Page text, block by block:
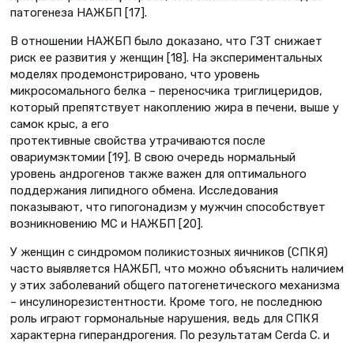
патогенеза НАЖБП [17].
В отношении НАЖБП было доказано, что ГЗТ снижает
риск ее развития у женщин [18]. На экспериментальных
моделях продемонстрировано, что уровень
микросомального белка – переносчика триглицеридов,
который препятствует накоплению жира в печени, выше у
самок крыс, а его
протективные свойства утрачиваются после
овариумэктомии [19]. В свою очередь нормальный
уровень андрогенов также важен для оптимального
поддержания липидного обмена. Исследования
показывают, что гипогонадизм у мужчин способствует
возникновению МС и НАЖБП [20].
У женщин с синдромом поликистозных яичников (СПКЯ)
часто выявляется НАЖБП, что можно объяснить наличием
у этих заболеваний общего патогенетического механизма
– инсулинорезистентности. Кроме того, не последнюю
роль играют гормональные нарушения, ведь для СПКЯ
характерна гиперандрогения. По результатам Cerda C. и